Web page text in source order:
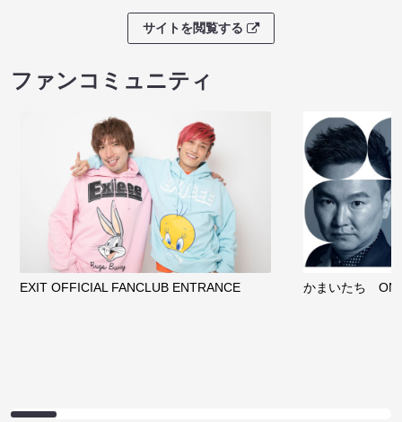
サイトを閲覧する
ファンコミュニティ
EXIT OFFICIAL FANCLUB ENTRANCE かまいたち